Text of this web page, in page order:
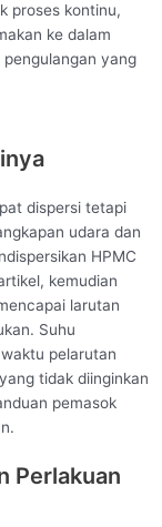
proses kontinu,
ke dalam
yang
dispersi tetapi
udara dan
HPMC
kemudian
larutan
Suhu
pelarutan
tidak diinginkan
pemasok
Perlakuan